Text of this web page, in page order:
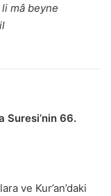
mâ beyne
Suresi’nin 66.
ve Kur’an’daki